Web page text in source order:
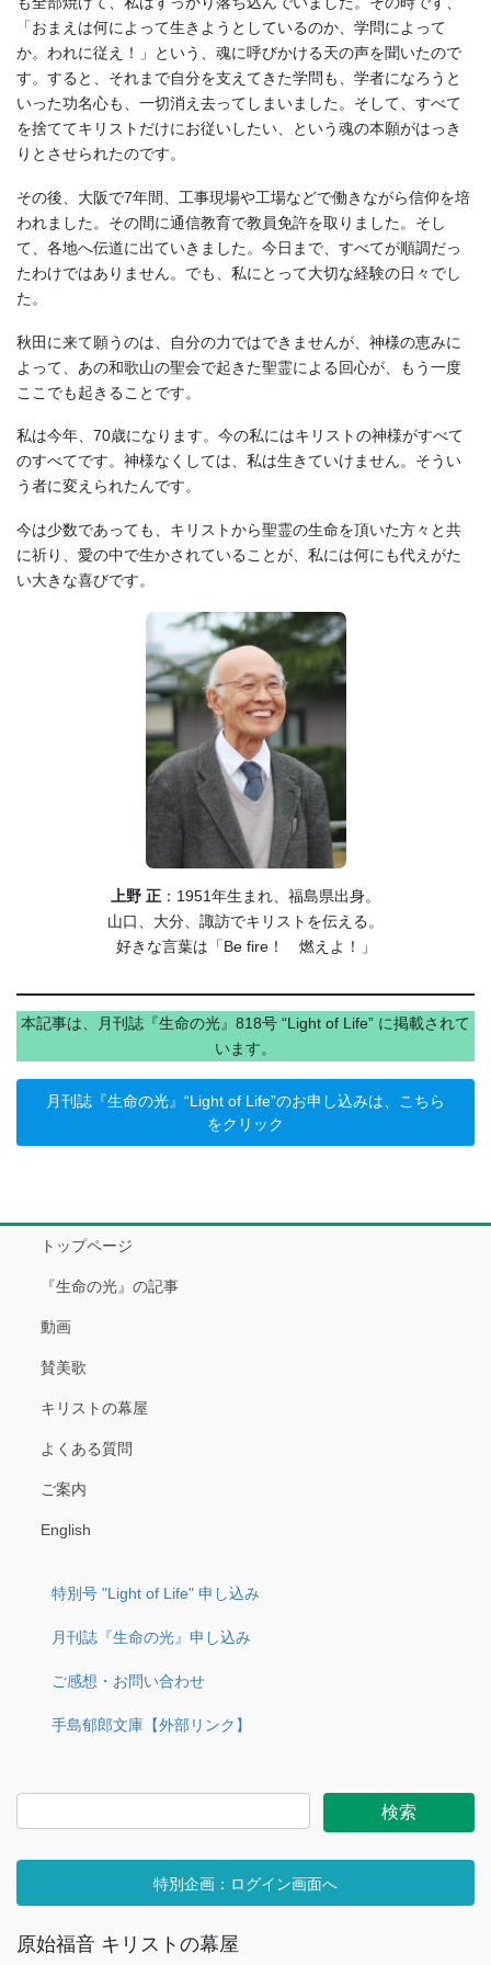
「おまえは何によって生きようとしているのか、学問によって
か。われに従え！」という、魂に呼びかける天の声を聞いたので
す。すると、それまで自分を支えてきた学問も、学者になろうと
いった功名心も、一切消え去ってしまいました。そして、すべて
を捨ててキリストだけにお従いしたい、という魂の本願がはっき
りとさせられたのです。
その後、大阪で7年間、工事現場や工場などで働きながら信仰を培
われました。その間に通信教育で教員免許を取りました。そし
て、各地へ伝道に出ていきました。今日まで、すべてが順調だっ
たわけではありません。でも、私にとって大切な経験の日々でし
た。
秋田に来て願うのは、自分の力ではできませんが、神様の恵みに
よって、あの和歌山の聖会で起きた聖霊による回心が、もう一度
ここでも起きることです。
私は今年、70歳になります。今の私にはキリストの神様がすべて
のすべてです。神様なくしては、私は生きていけません。そうい
う者に変えられたんです。
今は少数であっても、キリストから聖霊の生命を頂いた方々と共
に祈り、愛の中で生かされていることが、私には何にも代えがた
い大きな喜びです。
上野 正 ：1951年生まれ、福島県出身。
山口、大分、諏訪でキリストを伝える。
好きな言葉は「Be fire！ 燃えよ！」
本記事は、月刊誌『生命の光』818号 “Light of Life” に掲載されて
います。
月刊誌『生命の光』“Light of Life”のお申し込みは、こちら
をクリック
トップページ
『生命の光』の記事
動画
賛美歌
キリストの幕屋
よくある質問
ご案内
English
特別号 "Light of Life" 申し込み
月刊誌『生命の光』申し込み
ご感想・お問い合わせ
手島郁郎文庫【外部リンク】
特別企画：ログイン画面へ
原始福音 キリストの幕屋